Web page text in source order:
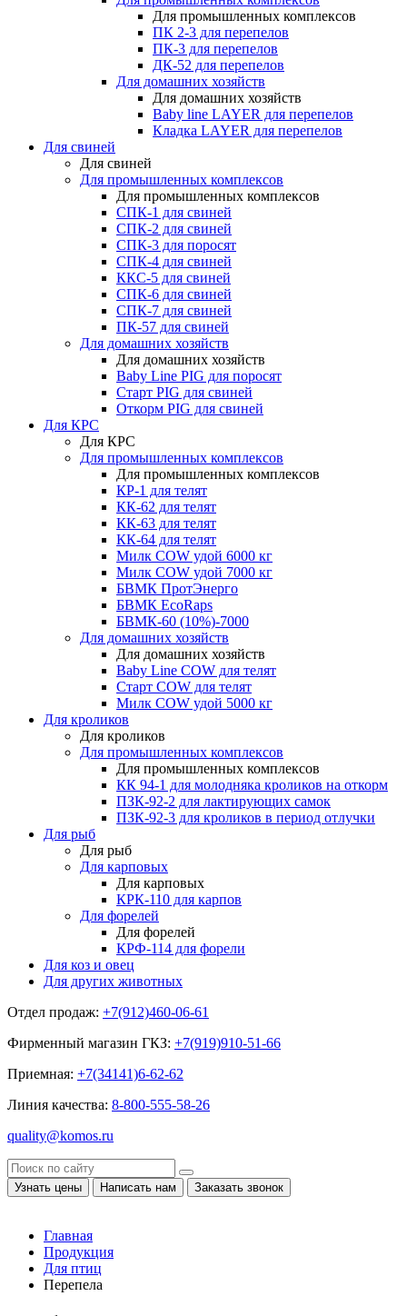
Для промышленных комплексов
ПК 2-3 для перепелов
ПК-3 для перепелов
ДК-52 для перепелов
Для домашних хозяйств
Для домашних хозяйств
Baby line LAYER для перепелов
Кладка LAYER для перепелов
Для свиней
Для свиней
Для промышленных комплексов
Для промышленных комплексов
СПК-1 для свиней
СПК-2 для свиней
СПК-3 для поросят
СПК-4 для свиней
ККС-5 для свиней
СПК-6 для свиней
СПК-7 для свиней
ПК-57 для свиней
Для домашних хозяйств
Для домашних хозяйств
Baby Line PIG для поросят
Старт PIG для свиней
Откорм PIG для свиней
Для КРС
Для КРС
Для промышленных комплексов
Для промышленных комплексов
КР-1 для телят
КК-62 для телят
КК-63 для телят
КК-64 для телят
Милк COW удой 6000 кг
Милк COW удой 7000 кг
БВМК ПротЭнерго
БВМК EcoRaps
БВМК-60 (10%)-7000
Для домашних хозяйств
Для домашних хозяйств
Baby Line COW для телят
Старт COW для телят
Милк COW удой 5000 кг
Для кроликов
Для кроликов
Для промышленных комплексов
Для промышленных комплексов
КК 94-1 для молодняка кроликов на откорм
ПЗК-92-2 для лактирующих самок
ПЗК-92-3 для кроликов в период отлучки
Для рыб
Для рыб
Для карповых
Для карповых
КРК-110 для карпов
Для форелей
Для форелей
КРФ-114 для форели
Для коз и овец
Для других животных
Отдел продаж: +7(912)460-06-61
Фирменный магазин ГКЗ: +7(919)910-51-66
Приемная: +7(34141)6-62-62
Линия качества: 8-800-555-58-26
quality@komos.ru
Узнать цены Написать нам Заказать звонок
Главная
Продукция
Для птиц
Перепела